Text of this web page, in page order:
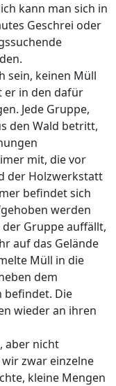
kann man sich in
Geschrei oder
sein, keinen Müll
er in den dafür
Jede Gruppe,
den Wald betritt,
mit, die vor
der Holzwerkstatt
befindet sich
werden
Gruppe auffällt,
auf das Gelände
Müll in die
dem
befindet. Die
wieder an ihren
aber nicht
zwar einzelne
kleine Mengen